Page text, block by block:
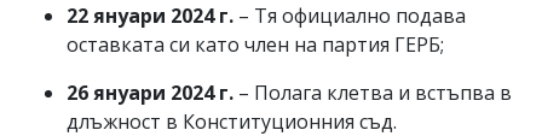
22 януари 2024 г. – Тя официално подава
оставката си като член на партия ГЕРБ;
26 януари 2024 г. – Полага клетва и встъпва в
длъжност в Конституционния съд.